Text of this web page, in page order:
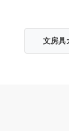
文房具